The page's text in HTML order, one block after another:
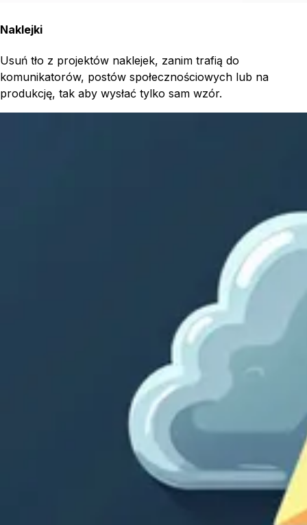
Naklejki
Usuń tło z projektów naklejek, zanim trafią do
komunikatorów, postów społecznościowych lub na
produkcję, tak aby wysłać tylko sam wzór.